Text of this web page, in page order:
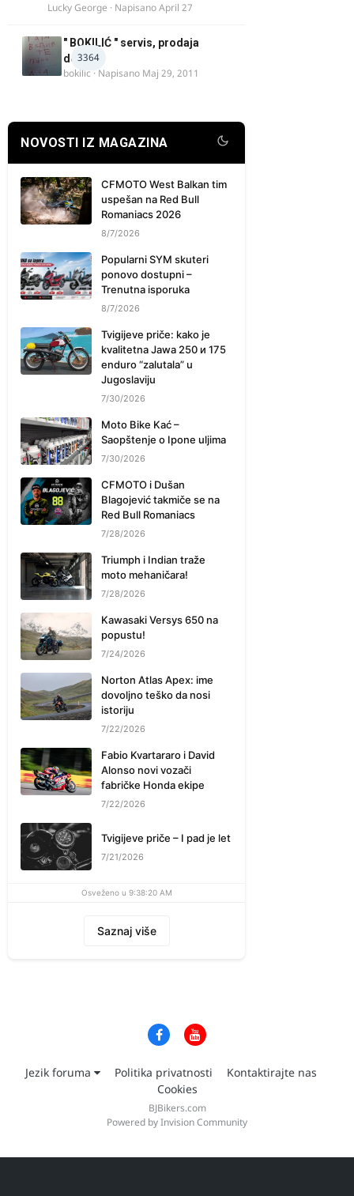
Lucky George · NapisanoApril 27
3364
" BOKILIĆ " servis, prodaja
delova
bokilic · Napisano Maj 29, 2011
NOVOSTI IZ MAGAZINA
CFMOTO West Balkan tim
uspešan na Red Bull
Romaniacs 2026
8/7/2026
Popularni SYM skuteri
ponovo dostupni –
Trenutna isporuka
8/7/2026
Tvigijeve priče: kako je
kvalitetna Jawa 250 и 175
enduro “zalutala” u
Jugoslaviju
7/30/2026
Moto Bike Kać –
Saopštenje o Ipone uljima
7/30/2026
CFMOTO i Dušan
Blagojević takmiče se na
Red Bull Romaniacs
7/28/2026
Triumph i Indian traže
moto mehaničara!
7/28/2026
Kawasaki Versys 650 na
popustu!
7/24/2026
Norton Atlas Apex: ime
dovoljno teško da nosi
istoriju
7/22/2026
Fabio Kvartararo i David
Alonso novi vozači
fabričke Honda ekipe
7/22/2026
Tvigijeve priče – I pad je let
7/21/2026
Osveženo u 9:38:20 AM
Saznaj više
Jezik foruma Politika privatnosti
Kontaktirajte nas
Cookies
BJBikers.com
Powered by Invision Community